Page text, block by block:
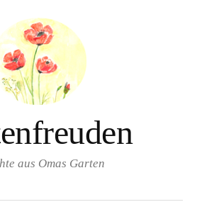
aus Omas Garten